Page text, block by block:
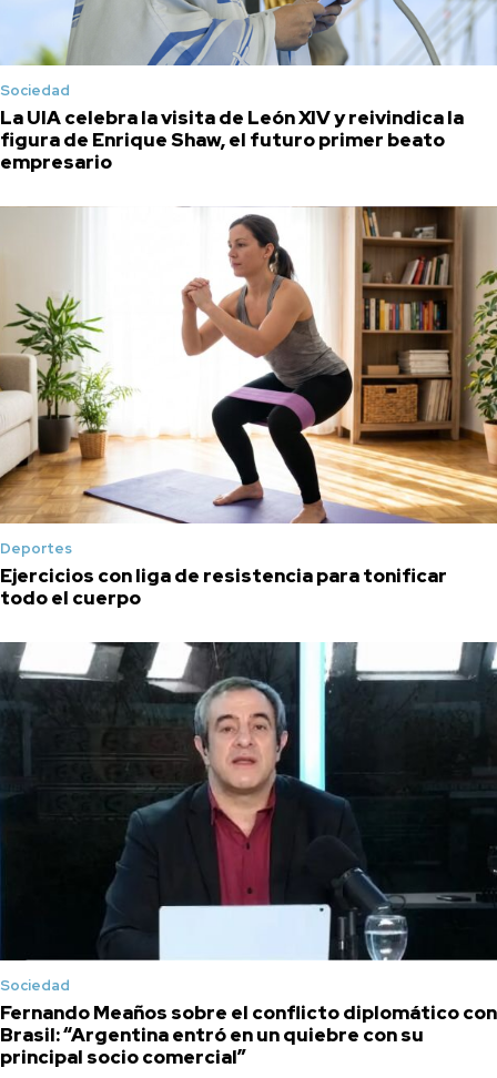
Sociedad
La UIA celebra la visita de León XIV y reivindica la
figura de Enrique Shaw, el futuro primer beato
empresario
Deportes
Ejercicios con liga de resistencia para tonificar
todo el cuerpo
Sociedad
Fernando Meaños sobre el conflicto diplomático con
Brasil: “Argentina entró en un quiebre con su
principal socio comercial”